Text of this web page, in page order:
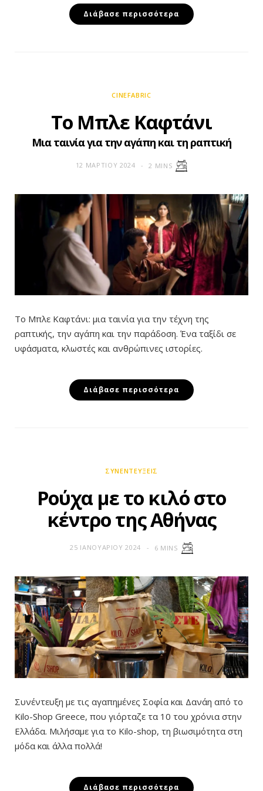
Διάβασε περισσότερα
CINEFABRIC
Το Μπλε Καφτάνι
Μια ταινία για την αγάπη και τη ραπτική
12 ΜΑΡΤΊΟΥ 2024 2 MINS
Το Μπλε Καφτάνι: μια ταινία για την τέχνη της
ραπτικής, την αγάπη και την παράδοση. Ένα ταξίδι σε
υφάσματα, κλωστές και ανθρώπινες ιστορίες.
Διάβασε περισσότερα
ΣΥΝΕΝΤΕΎΞΕΙΣ
Ρούχα με το κιλό στο
κέντρο της Αθήνας
25 ΙΑΝΟΥΑΡΊΟΥ 2024 6 MINS
Συνέντευξη με τις αγαπημένες Σοφία και Δανάη από το
Kilo-Shop Greece, που γιόρταζε τα 10 του χρόνια στην
Ελλάδα. Μιλήσαμε για το Kilo-shop, τη βιωσιμότητα στη
μόδα και άλλα πολλά!
Διάβασε περισσότερα